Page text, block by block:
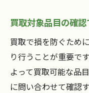
買取対象品目の確
買取で損を防ぐため
り行うことが重要で
よって買取可能な品
に問い合わせて確認